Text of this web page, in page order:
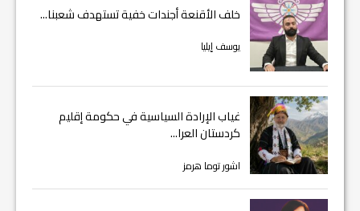
خلف الأقنعة أجندات خفية تستهدف شعبنا...
يوسف إيليا
غياب الإرادة السياسية في حكومة إقليم
كردستان العرا...
اشور توما هرمز